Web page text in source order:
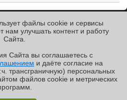
✖
файлы cookie и сервисы
нам улучшать контент и работу
Cайта.
Cайта вы соглашаетесь с
и даёте согласие на
трансграничную) персональных
файлов cookie и метрических